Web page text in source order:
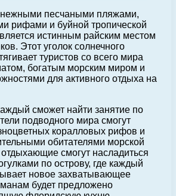
песчаными пляжами,
рифами и буйной тропической
истинным райским местом
Этот уголок солнечного
туристов со всего мира
богатым морским миром и
для активного отдыха на
сможет найти занятие по
подводного мира смогут
коралловых рифов и
обитателями морской
смогут насладиться
по острову, где каждый
новое захватывающее
будет предложено